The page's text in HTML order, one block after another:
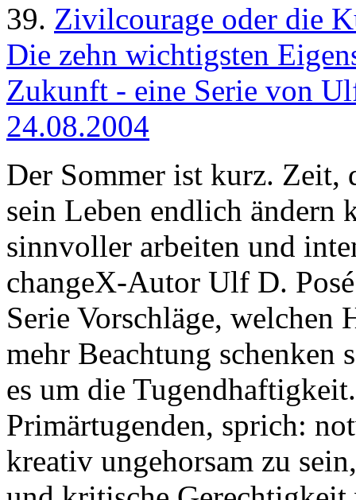
39. Zivilcourage oder die
Die zehn wichtigsten
Zukunft - eine Serie von
24.08.2004
Der Sommer ist kurz. Zeit,
sein Leben endlich ändern
sinnvoller arbeiten und
changeX-Autor Ulf D.
Serie Vorschläge,
mehr Beachtung schenken
es um die
Primärtugenden, sprich:
kreativ ungehorsam zu